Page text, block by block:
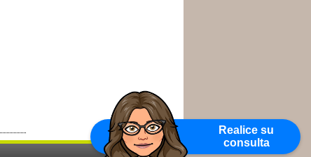
Realice su
consulta